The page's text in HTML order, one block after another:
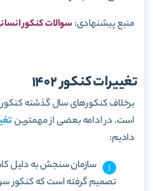
منبع پیشنهادی: سوالات کنکور انسانی
تغییرات کنکور 1402
است. در ادامه بعضی از مهمترین
دادیم:
سازمان سنجش به دلیل